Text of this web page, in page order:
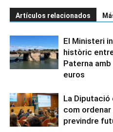
Artículos relacionados
El Ministeri
històric
Paterna
euros
La Diputació
com
previndre